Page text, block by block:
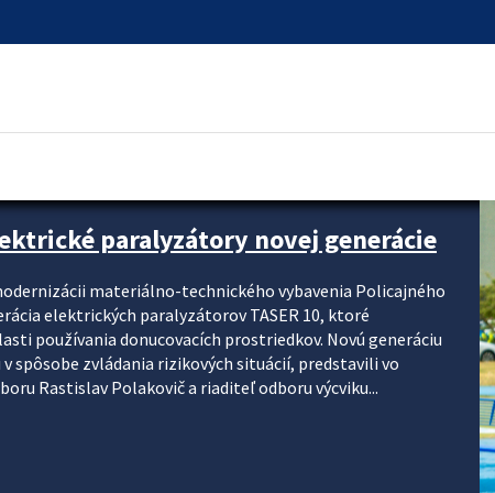
paralyzátory novej generácie
materiálno-technického vybavenia Policajného
elektrických paralyzátorov TASER 10, ktoré
používania donucovacích prostriedkov. Novú generáciu
spôsobe zvládania rizikových situácií, predstavili vo
Rastislav Polakovič a riaditeľ odboru výcviku...